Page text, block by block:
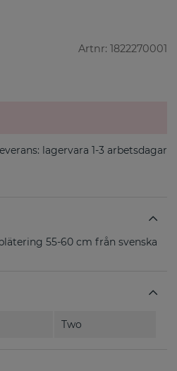
Artnr: 1822270001
lagervara 1-3 arbetsdagar
55-60 cm från svenska
Two